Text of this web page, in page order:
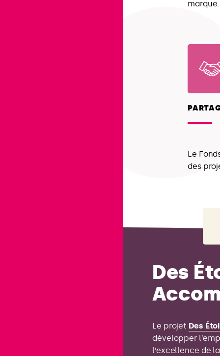
marque.
Le
des
Des
Le projet Des
développer
l’excellence de